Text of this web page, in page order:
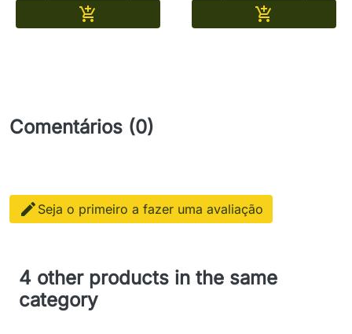
 
Comentários (0)
 Seja o primeiro a fazer uma avaliação
4 other products in the same
category